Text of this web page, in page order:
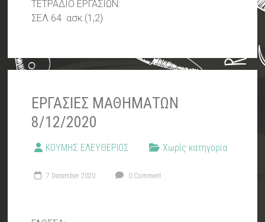
ΤΕΤΡΑΔΙΟ ΕΡΓΑΣΙΩΝ:
ΣΕΛ.64 ασκ.(1,2)
ΕΡΓΑΣΙΕΣ ΜΑΘΗΜΑΤΩΝ
8/12/2020
ΚΟΥΜΗΣ ΕΛΕΥΘΕΡΙΟΣ Χωρίς κατηγορία
7 December 2020 0 Comment